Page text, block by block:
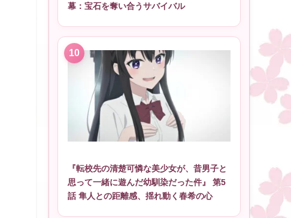
幕：宝石を奪い合うサバイバル
『転校先の清楚可憐な美少女が、昔男子と
思って一緒に遊んだ幼馴染だった件』 第5
話 隼人との距離感、揺れ動く春希の心